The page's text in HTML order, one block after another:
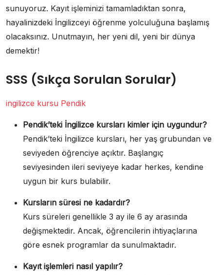
sunuyoruz. Kayıt işleminizi tamamladıktan sonra,
hayalinizdeki İngilizceyi öğrenme yolculuğuna başlamış
olacaksınız. Unutmayın, her yeni dil, yeni bir dünya
demektir!
SSS (Sıkça Sorulan Sorular)
ingilizce kursu Pendik
Pendik’teki İngilizce kursları kimler için uygundur?
Pendik’teki İngilizce kursları, her yaş grubundan ve
seviyeden öğrenciye açıktır. Başlangıç
seviyesinden ileri seviyeye kadar herkes, kendine
uygun bir kurs bulabilir.
Kursların süresi ne kadardır?
Kurs süreleri genellikle 3 ay ile 6 ay arasında
değişmektedir. Ancak, öğrencilerin ihtiyaçlarına
göre esnek programlar da sunulmaktadır.
Kayıt işlemleri nasıl yapılır?